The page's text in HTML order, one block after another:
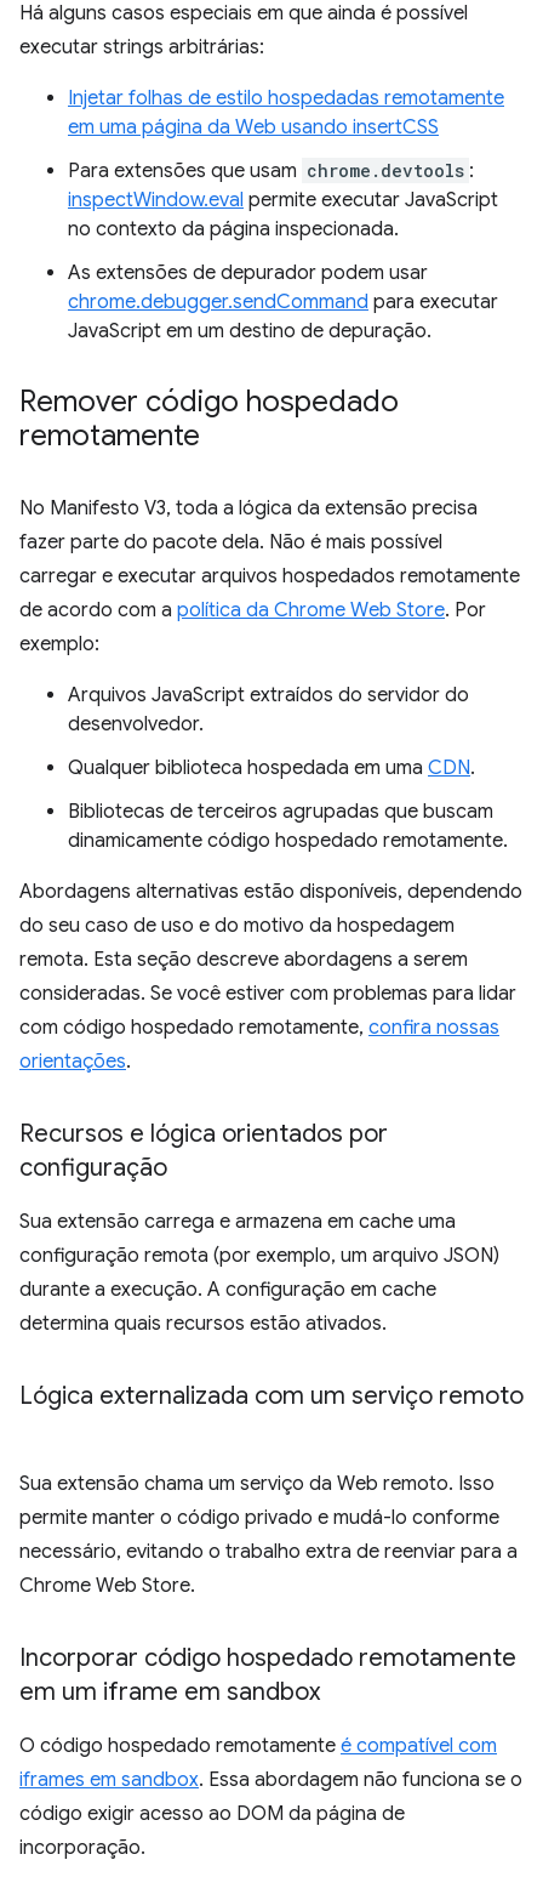
Há alguns casos especiais em que ainda é possível
executar strings arbitrárias:
Injetar folhas de estilo hospedadas remotamente
em uma página da Web usando insertCSS
Para extensões que usam chrome.devtools :
inspectWindow.eval permite executar JavaScript
no contexto da página inspecionada.
As extensões de depurador podem usar
chrome.debugger.sendCommand para executar
JavaScript em um destino de depuração.
Remover código hospedado
remotamente
No Manifesto V3, toda a lógica da extensão precisa
fazer parte do pacote dela. Não é mais possível
carregar e executar arquivos hospedados remotamente
de acordo com a política da Chrome Web Store. Por
exemplo:
Arquivos JavaScript extraídos do servidor do
desenvolvedor.
Qualquer biblioteca hospedada em uma CDN.
Bibliotecas de terceiros agrupadas que buscam
dinamicamente código hospedado remotamente.
Abordagens alternativas estão disponíveis, dependendo
do seu caso de uso e do motivo da hospedagem
remota. Esta seção descreve abordagens a serem
consideradas. Se você estiver com problemas para lidar
com código hospedado remotamente, confira nossas
orientações.
Recursos e lógica orientados por
configuração
Sua extensão carrega e armazena em cache uma
configuração remota (por exemplo, um arquivo JSON)
durante a execução. A configuração em cache
determina quais recursos estão ativados.
Lógica externalizada com um serviço remoto
Sua extensão chama um serviço da Web remoto. Isso
permite manter o código privado e mudá-lo conforme
necessário, evitando o trabalho extra de reenviar para a
Chrome Web Store.
Incorporar código hospedado remotamente
em um iframe em sandbox
O código hospedado remotamente é compatível com
iframes em sandbox. Essa abordagem não funciona se o
código exigir acesso ao DOM da página de
incorporação.